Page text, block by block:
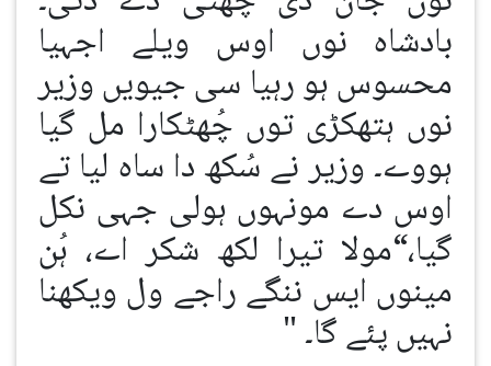
بادشاہ نوں اوس ویلے اجہیا
محسوس ہو رہیا سی جیویں وزیر
نوں ہتھکڑی توں چُھٹکارا مل گیا
ہووے۔ وزیر نے سُکھ دا ساہ لیا تے
اوس دے مونہوں ہولی جہی نکل
گیا،“مولا تیرا لکھ شکر اے، ہُن
مینوں ایس ننگے راجے ول ویکھنا
نہیں پئے گا۔ "